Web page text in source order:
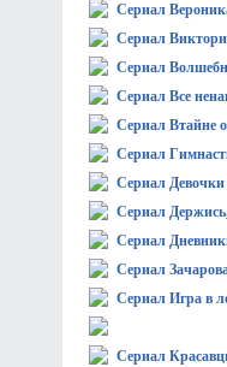
Сериал
Сериал
Сериал
Сериал Все
Сериал Втайне
Сериал
Сериал
Сериал
Сериал
Сериал
Сериал Игра в
Сериал